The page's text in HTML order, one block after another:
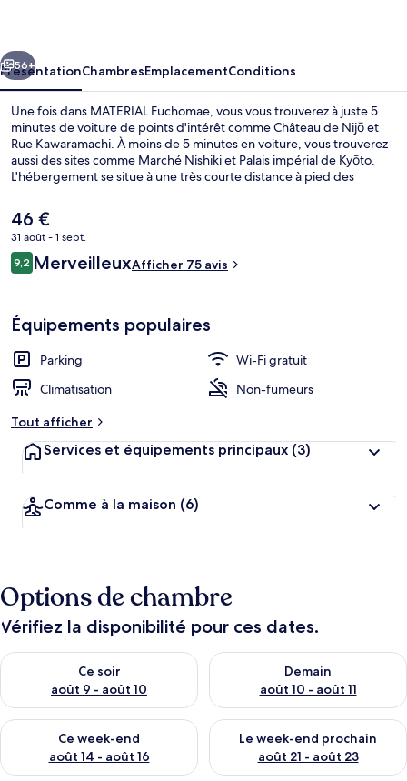
Penthouse Exécutif, non-fumeurs |
Suivant
56+
PrésentationChambresEmplacementConditions
Une fois dans MATERIAL Fuchomae, vous vous trouverez à juste 5
minutes de voiture de points d'intérêt comme Château de Nijō et
Rue Kawaramachi. À moins de 5 minutes en voiture, vous trouverez
aussi des sites comme Marché Nishiki et Palais impérial de Kyōto.
L'hébergement se situe à une très courte distance à pied des
et Station de métro Nijōjō-mae, à 10 min.
Le
prix
actuel
est
46 €
31 août - 1 sept.
Avis
voyageurs
9,29,2 sur 10
MerveilleuxAfficher 75 avis
Équipements populaires
Parking
Wi-Fi gratuit
Climatisation
Non-fumeurs
Tout afficher
Services et équipements principaux (3)
Comme à la maison (6)
Options de chambre
Vérifiez la disponibilité pour ces dates.
Ce soir
août 9 - août 10
Vérifier la disponibilité pour ce soir août 9 - août 10
Demain
août 10 - août 11
Vérifier la disponibilité pour
Ce week-end
août 14 - août 16
Vérifier la disponibilité pour ce week-end août 14 - août 16
Le week-end prochain
août 21 - août 23
Vérifier la disponibilité pour